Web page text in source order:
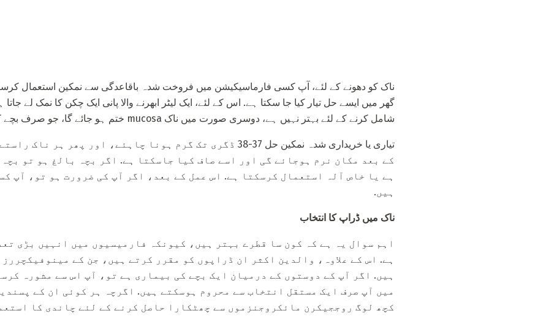
ناک کو دھونے کے لئے، آپ کسی فارماسیکیشن میں فروخت شدہ باقاعدگی سے نمکین استعمال
گھر میں ایسے حل تیار کیا جا سکتا ہے. اس کے لئے، ایک لیٹر ابھرنے والا پانی ایک چکن کا نمک لے
شامل کرنے کے لئے بہتر نہیں ہے، دوسری صورت میں ناک mucosa ختم ہو جائے گا، جو صرف بچے کو نقصان پہنچے گا.
تیاری یا خریداری شدہ نمکین حل 37-38 ڈگری تک گرم ہونا چاہئے، اور
کے بعد مکان نرم ہوجائے گی اور اسے صاف کیا جاسکتا ہے. اگر بچہ بالغ ہو تو
ہے یا خاص آلہ استعمال کرسکتا ہے. اس عمل کے بعد، اگر آپ کی ضرورت ہو تو، آپ
ہیں.
ناک میں ڈراپ کا انتخاب
اہم سوال یہ ہے کہ کون سا قطرے بہتر ہیں، کیونکہ فارمیسیوں میں انہیں بڑی
ہے. اس کے علاوہ، والدین اکثر ان ڈراپوں کو مقرر کرتے ہیں، جن کے
ہیں. اگر آپ کے دوستوں کے درمیان ایک بچے کی بیماری ہے تو، آپ اس سے مشورہ
میں آپ صرف ایک مستقل انتخاب سے محروم ہوسکتے ہیں. اگرچہ ہر کوئی ان کے
کچھ لوگ روججیکرن مائکروجنزموں سے چھٹکارا حاصل کرنے کے لئے چاندی کا